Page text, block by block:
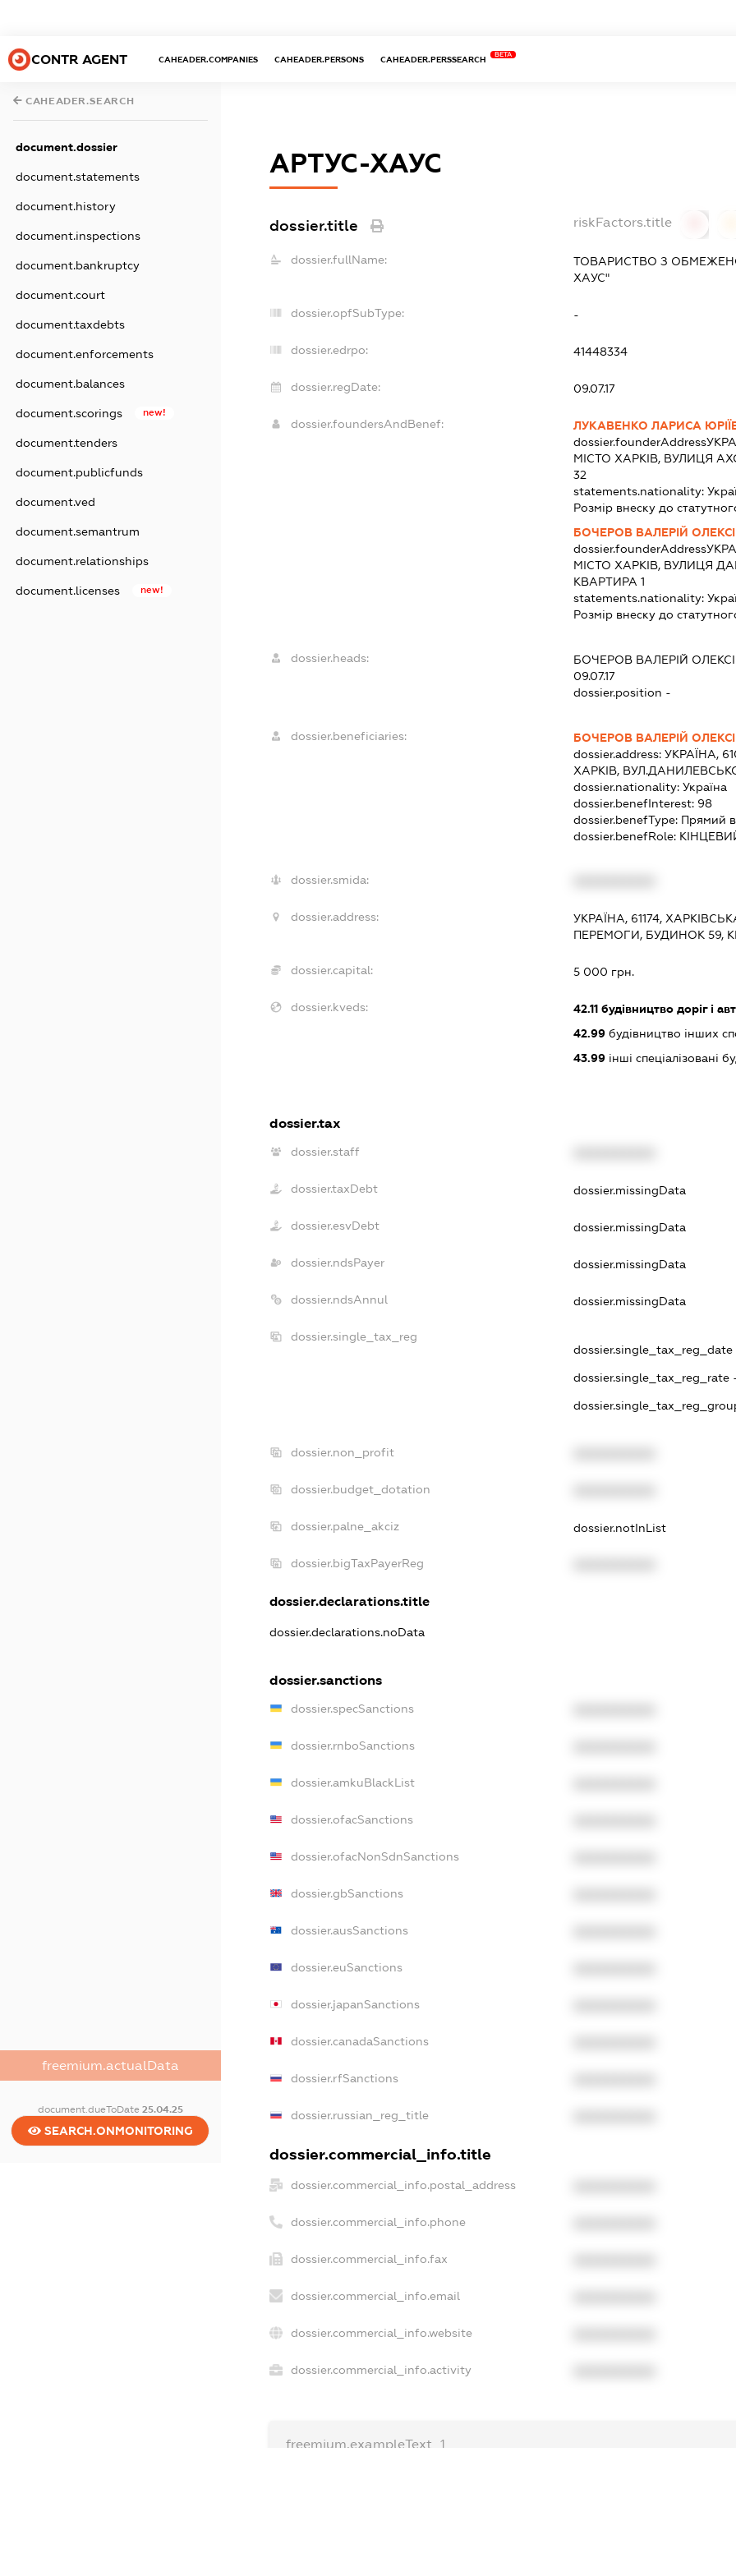
CONTR AGENT CAHEADER.COMPANIES CAHEADER.PERSONS CAHEADER.PERSSEARCH
BETA
CAHEADER.SEARCH
document.dossier
document.statements
document.history
document.inspections
document.bankruptcy
document.court
document.taxdebts
document.enforcements
document.balances
document.scorings new!
document.tenders
document.publicfunds
document.ved
document.semantrum
document.relationships
document.licenses new!
freemium.actualData
document.dueToDate 25.04.25
SEARCH.ONMONITORING
АРТУС-ХАУС
dossier.title riskFactors.title
dossier.fullName:
ТОВАРИСТВО З
ХАУС"
dossier.opfSubType: -
dossier.edrpo: 41448334
dossier.regDate: 09.07.17
dossier.foundersAndBenef:
ЛУКАВЕНКО ЛАРИСА
dossier.founderAddress
МІСТО ХАРКІВ, ВУЛИЦЯ
32
statements.nationality:
Розмір внеску до
БОЧЕРОВ ВАЛЕРІЙ
dossier.founderAddress
МІСТО ХАРКІВ, ВУЛИЦЯ
КВАРТИРА 1
statements.nationality:
Розмір внеску до
dossier.heads: БОЧЕРОВ ВАЛЕРІЙ
09.07.17
dossier.position -
dossier.beneficiaries:
БОЧЕРОВ ВАЛЕРІЙ
dossier.address:УКРАЇНА,
ХАРКІВ,
dossier.nationality:Україна
dossier.benefInterest: 98
dossier.benefType: Прямий
dossier.benefRole:
dossier.smida:
dossier.address:
УКРАЇНА, 61174,
ПЕРЕМОГИ, БУДИНОК 59,
dossier.capital: 5 000 грн.
dossier.kveds: 42.11 будівництво доріг і
42.99 будівництво інших
43.99 інші спеціалізовані
dossier.tax
dossier.staff
dossier.taxDebt dossier.missingData
dossier.esvDebt dossier.missingData
dossier.ndsPayer dossier.missingData
dossier.ndsAnnul dossier.missingData
dossier.single_tax_reg
dossier.single_tax_reg_date
dossier.single_tax_reg_rate
dossier.non_profit
dossier.budget_dotation
dossier.palne_akciz dossier.notInList
dossier.bigTaxPayerReg
dossier.declarations.title
dossier.declarations.noData
dossier.sanctions
dossier.specSanctions
dossier.rnboSanctions
dossier.amkuBlackList
dossier.ofacSanctions
dossier.ofacNonSdnSanctions
dossier.gbSanctions
dossier.ausSanctions
dossier.euSanctions
dossier.japanSanctions
dossier.canadaSanctions
dossier.rfSanctions
dossier.russian_reg_title
dossier.commercial_info.title
dossier.commercial_info.postal_address
dossier.commercial_info.phone
dossier.commercial_info.fax
dossier.commercial_info.email
dossier.commercial_info.website
dossier.commercial_info.activity
freemium.exampleText_1